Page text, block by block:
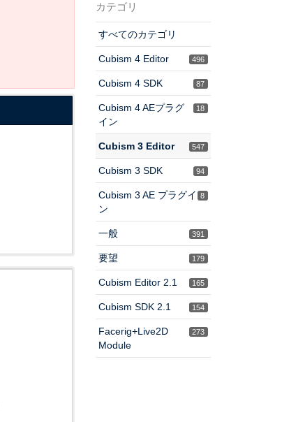
カテゴリ
すべてのカテゴリ
496
Cubism 4 Editor
87
Cubism 4 SDK
18
Cubism 4 AEプラグ
イン
547
Cubism 3 Editor
94
Cubism 3 SDK
8
Cubism 3 AE プラグイ
ン
391
一般
179
要望
165
Cubism Editor 2.1
154
Cubism SDK 2.1
273
Facerig+Live2D
Module